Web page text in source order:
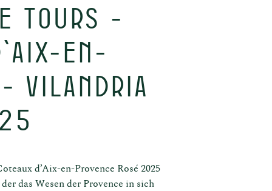
TOURS -
en-
Vilandria
d’Aix-en-Provence Rosé 2025
das Wesen der Provence in sich